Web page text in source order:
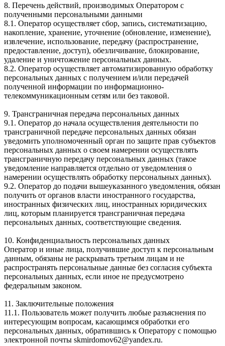
8. Перечень действий, производимых Оператором с
полученными персональными данными
8.1. Оператор осуществляет сбор, запись, систематизацию,
накопление, хранение, уточнение (обновление, изменение),
извлечение, использование, передачу (распространение,
предоставление, доступ), обезличивание, блокирование,
удаление и уничтожение персональных данных.
8.2. Оператор осуществляет автоматизированную обработку
персональных данных с получением и/или передачей
полученной информации по информационно-
телекоммуникационным сетям или без таковой.
9. Трансграничная передача персональных данных
9.1. Оператор до начала осуществления деятельности по
трансграничной передаче персональных данных обязан
уведомить уполномоченный орган по защите прав субъектов
персональных данных о своем намерении осуществлять
трансграничную передачу персональных данных (такое
уведомление направляется отдельно от уведомления о
намерении осуществлять обработку персональных данных).
9.2. Оператор до подачи вышеуказанного уведомления, обязан
получить от органов власти иностранного государства,
иностранных физических лиц, иностранных юридических
лиц, которым планируется трансграничная передача
персональных данных, соответствующие сведения.
10. Конфиденциальность персональных данных
Оператор и иные лица, получившие доступ к персональным
данным, обязаны не раскрывать третьим лицам и не
распространять персональные данные без согласия субъекта
персональных данных, если иное не предусмотрено
федеральным законом.
11. Заключительные положения
11.1. Пользователь может получить любые разъяснения по
интересующим вопросам, касающимся обработки его
персональных данных, обратившись к Оператору с помощью
электронной почты skmirdomov62@yandex.ru.